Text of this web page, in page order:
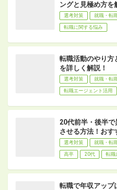
ングと見極め方を
選考対策 就職・転
転職に関する悩み
転職活動のやり方
を詳しく解説！
選考対策 就職・転
転職エージェント活用
20代前半・後半
させる方法！おす
選考対策 就職・転
高卒 20代 転職
転職で年収アップ